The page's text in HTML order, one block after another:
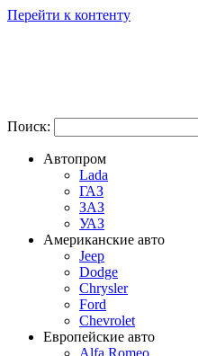
Перейти к контенту
Поиск:
Автопром
Lada
ГАЗ
ЗАЗ
УАЗ
Американские авто
Jeep
Dodge
Chrysler
Ford
Chevrolet
Европейские авто
Alfa Romeo